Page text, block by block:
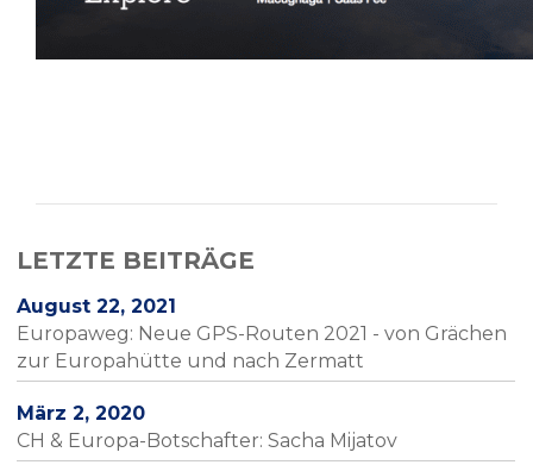
LETZTE BEITRÄGE
August 22, 2021
Europaweg: Neue GPS-Routen 2021 - von Grächen
zur Europahütte und nach Zermatt
März 2, 2020
CH & Europa-Botschafter: Sacha Mijatov